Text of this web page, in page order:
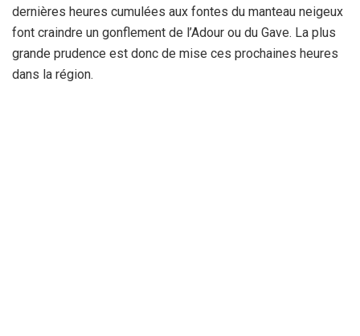
dernières heures cumulées aux fontes du manteau neigeux
font craindre un gonflement de l’Adour ou du Gave. La plus
grande prudence est donc de mise ces prochaines heures
dans la région.